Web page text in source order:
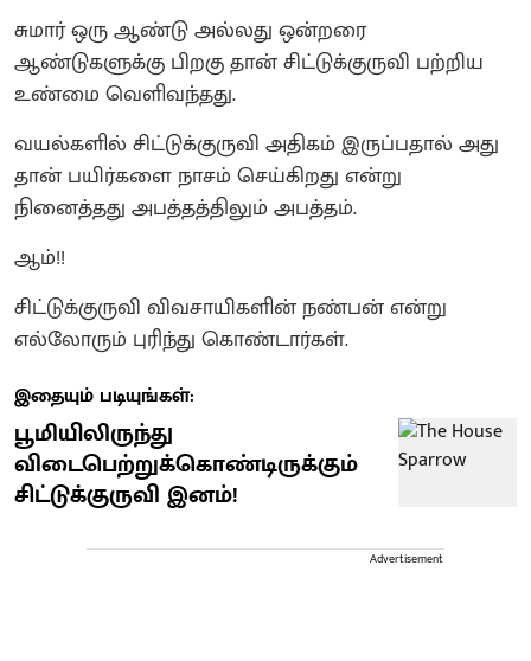
சுமார் ஒரு ஆண்டு அல்லது ஒன்றரை
ஆண்டுகளுக்கு பிறகு தான் சிட்டுக்குருவி பற்றிய
உண்மை வெளிவந்தது.
வயல்களில் சிட்டுக்குருவி அதிகம் இருப்பதால் அது
தான் பயிர்களை நாசம் செய்கிறது என்று
நினைத்தது அபத்தத்திலும் அபத்தம்.
ஆம்!!
சிட்டுக்குருவி விவசாயிகளின் நண்பன் என்று
எல்லோரும் புரிந்து கொண்டார்கள்.
இதையும் படியுங்கள்:
பூமியிலிருந்து
விடைபெற்றுக்கொண்டிருக்கும்
சிட்டுக்குருவி இனம்!
Advertisement